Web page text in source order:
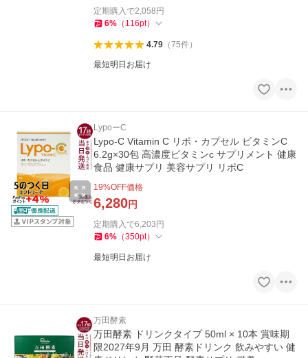
定期購入で2,058 円
6% （ 116pt）
4.79（75件）
最短明日お届け
LypoーC
Lypo-C Vitamin C リポ・カプセル ビタミンC
6.2g×30包 高濃度ビタミンc サプリメント 健康
食品 健康サプリ 美容サプリ リポC
19%OFF価格
6,280円
定期購入で6,203 円
6% （350pt）
最短明日お届け
万田酵素
万田酵素 ドリンクタイプ 50ml × 10本 賞味期
限2027年9月 万田 酵素ドリンク 飲みやすい 健